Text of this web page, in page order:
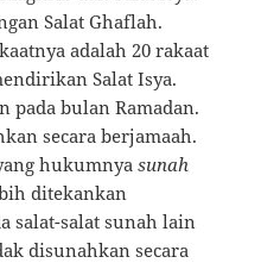
Salat Ghaflah.
adalah 20 rakaat
Salat Isya.
pada bulan Ramadan.
secara berjamaah.
hukumnyasunah
ditekankan
salat-salat sunah lain
disunahkan secara